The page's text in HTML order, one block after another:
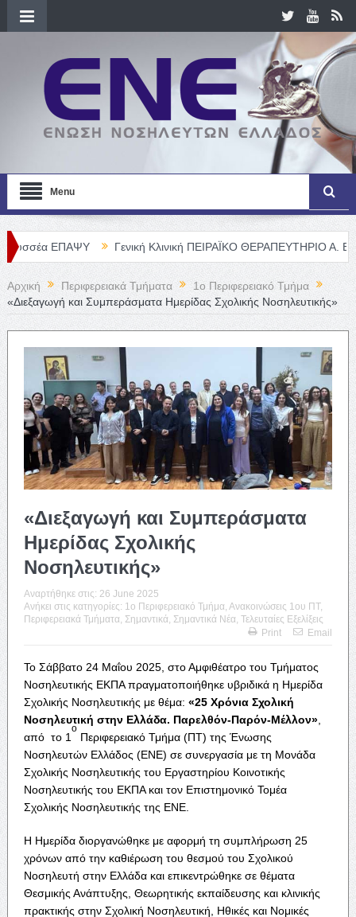
Menu
Γενική Κλινική ΠΕΙΡΑΪΚΟ ΘΕΡΑΠΕΥΤΗΡΙΟ Α. Ε. – Θέσεις
Αρχική Περιφερειακά Τμήματα
1o Περιφερειακό Τμήμα
«Διεξαγωγή και Συμπεράσματα Ημερίδας Σχολικής Νοσηλευτικής»
«Διεξαγωγή και Συμπεράσματα
Ημερίδας Σχολικής
Νοσηλευτικής»
Αναρτήθηκε στις: 26 June 2025
Ανήκει στις κατηγορίες: 1o Περιφερειακό Τμήμα Ανακοινώσεις 1ου ΠΤ,
Περιφερειακά Τμήματα Σημαντικά Σημαντικά Νέα Τελευταίες Εξελίξεις
Print
Email
Το Σάββατο 24 Μαΐου 2025, στο Αμφιθέατρο του Τμήματος
Νοσηλευτικής ΕΚΠΑ πραγματοποιήθηκε υβριδικά η Ημερίδα
Σχολικής Νοσηλευτικής με θέμα: «25 Χρόνια Σχολική
Νοσηλευτική στην Ελλάδα. Παρελθόν-Παρόν-Μέλλον»,
από το 1
ο
Περιφερειακό Τμήμα (ΠΤ) της Ένωσης
Νοσηλευτών Ελλάδος (ΕΝΕ) σε συνεργασία με τη Μονάδα
Σχολικής Νοσηλευτικής του Εργαστηρίου Κοινοτικής
Νοσηλευτικής του ΕΚΠΑ και τον Επιστημονικό Τομέα
Σχολικής Νοσηλευτικής της ΕΝΕ.
Η Ημερίδα διοργανώθηκε με αφορμή τη συμπλήρωση 25
χρόνων από την καθιέρωση του θεσμού του Σχολικού
Νοσηλευτή στην Ελλάδα και επικεντρώθηκε σε θέματα
Θεσμικής Ανάπτυξης, Θεωρητικής εκπαίδευσης και κλινικής
πρακτικής στην Σχολική Νοσηλευτική, Ηθικές και Νομικές